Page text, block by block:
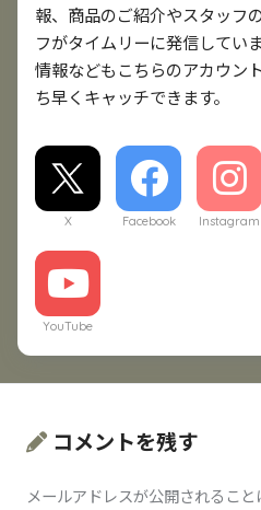
報、商品のご紹介やスタッフ
フがタイムリーに発信してい
情報などもこちらのアカウン
ち早くキャッチできます。
X Facebook Instagram
YouTube
コメントを残す
メールアドレスが公開されること